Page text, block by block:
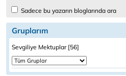
Sadece bu yazarın bloglarında ara
Gruplarım
Sevgiliye Mektuplar [56]